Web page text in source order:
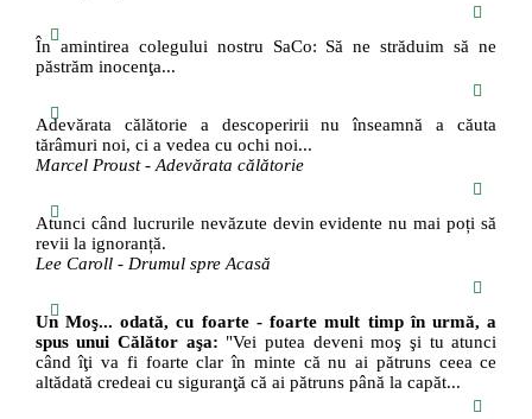
În amintirea colegului nostru SaCo: Să ne străduim să ne
păstrăm inocenţa...
Adevărata călătorie a descoperirii nu înseamnă a căuta
tărâmuri noi, ci a vedea cu ochi noi...
Marcel Proust - Adevărata călătorie
Atunci când lucrurile nevăzute devin evidente nu mai poți să
revii la ignoranță.
Lee Caroll - Drumul spre Acasă
Un Moş... odată, cu foarte - foarte mult timp în urmă, a
spus unui Călător aşa: "Vei putea deveni moş şi tu atunci
când îţi va fi foarte clar în minte că nu ai pătruns ceea ce
altădată credeai cu siguranţă că ai pătruns până la capăt...